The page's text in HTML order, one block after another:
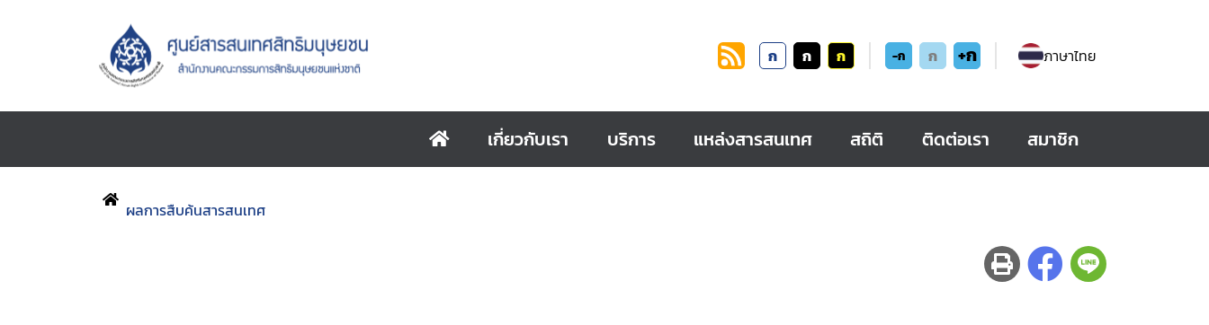
ก ก ก -ก ก +ก ภาษาไทย
เกี่ยวกับเรา บริการ แหล่งสารสนเทศ สถิติ ติดต่อเรา สมาชิก
ผลการสืบค้นสารสนเทศ